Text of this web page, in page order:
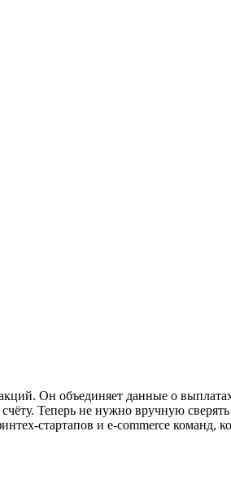
Он объединяет данные о
Теперь не нужно вручную
стартапов и e-commerce команд,